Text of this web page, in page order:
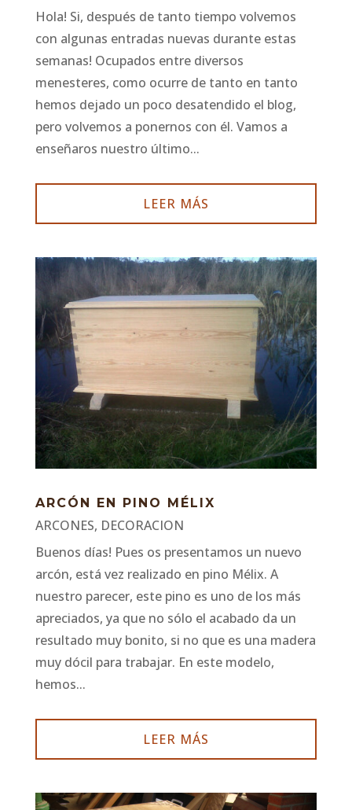
Hola! Si, después de tanto tiempo volvemos
con algunas entradas nuevas durante estas
semanas! Ocupados entre diversos
menesteres, como ocurre de tanto en tanto
hemos dejado un poco desatendido el blog,
pero volvemos a ponernos con él. Vamos a
enseñaros nuestro último...
LEER MÁS
ARCÓN EN PINO MÉLIX
ARCONES, DECORACION
Buenos días! Pues os presentamos un nuevo
arcón, está vez realizado en pino Mélix. A
nuestro parecer, este pino es uno de los más
apreciados, ya que no sólo el acabado da un
resultado muy bonito, si no que es una madera
muy dócil para trabajar. En este modelo,
hemos...
LEER MÁS